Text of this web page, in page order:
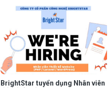
BrightStar tuyển dụng Nhân viên